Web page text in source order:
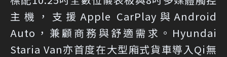
主機，支援Apple CarPlay與Android
Auto，兼顧商務與舒適需求。Hyundai
Staria Van亦首度在大型廂式貨車導入Qi無